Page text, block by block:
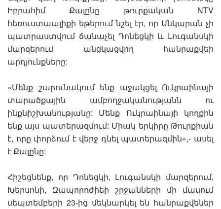
Իբրահիմ Քալընը թուրքական NTV
հեռուստաալիքի եթերում նշել էր, որ Անկարան չի
պատրաստվում ճանաչել Դոնեցկի և Լուգանսկի
մարզերում անցկացվող հանրաքվեի
արդյունքները:
«Մենք շարունակում ենք աջակցել Ուկրաինայի
տարածքային ամբողջականությանն ու
ինքնիշխանությանը: Մենք Ուկրաինայի կողքին
ենք այս պատերազմում: Միակ երկիրը Թուրքիան
է, որը փորձում է վերջ դնել պատերազմին»,- ասել
է Քալընը:
Հիշեցնենք, որ Դոնեցկի, Լուգանսկի մարզերում,
Խերսոնի, Զապորոժիեի շրջանների մի մասում
սեպտեմբերի 23-ից մեկնարկել են հանրաքվեներ